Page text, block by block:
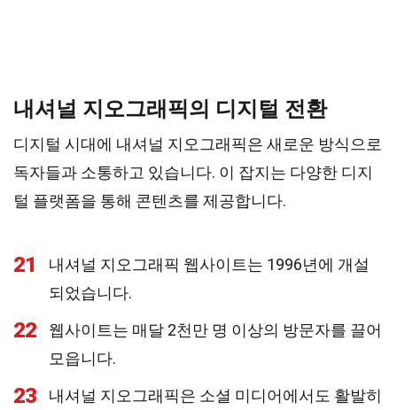
내셔널 지오그래픽의 디지털 전환
디지털 시대에 내셔널 지오그래픽은 새로운 방식으로
독자들과 소통하고 있습니다. 이 잡지는 다양한 디지
털 플랫폼을 통해 콘텐츠를 제공합니다.
21
내셔널 지오그래픽 웹사이트는 1996년에 개설
되었습니다.
22
웹사이트는 매달 2천만 명 이상의 방문자를 끌어
모읍니다.
23
내셔널 지오그래픽은 소셜 미디어에서도 활발히